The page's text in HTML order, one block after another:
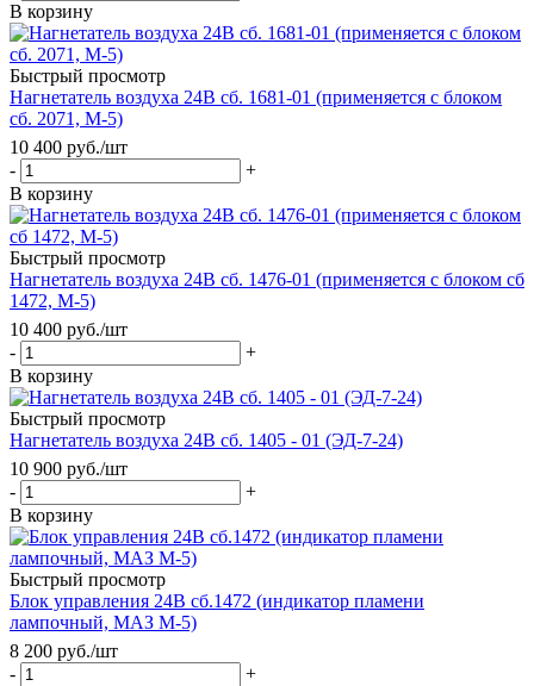
В корзину
Быстрый просмотр
Нагнетатель воздуха 24В сб. 1681-01 (применяется с блоком
сб. 2071, М-5)
10 400 руб./шт
-
+
В корзину
Быстрый просмотр
Нагнетатель воздуха 24В сб. 1476-01 (применяется с блоком сб
1472, М-5)
10 400 руб./шт
-
+
В корзину
Быстрый просмотр
Нагнетатель воздуха 24В сб. 1405 - 01 (ЭД-7-24)
10 900 руб./шт
-
+
В корзину
Быстрый просмотр
Блок управления 24В сб.1472 (индикатор пламени
лампочный, МАЗ М-5)
8 200 руб./шт
-
+